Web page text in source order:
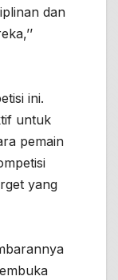
dan
ini.
untuk
pemain
yang